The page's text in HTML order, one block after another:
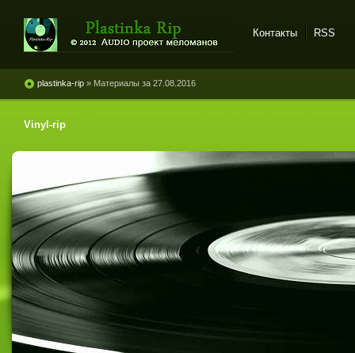
винила и магнитоальбомов
Контакты RSS
plastinka-rip » Материалы за 27.08.2016
Vinyl-rip